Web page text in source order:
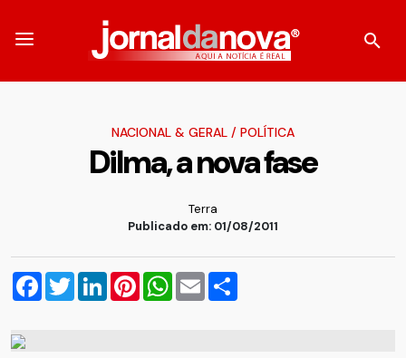
NACIONAL & GERAL / POLÍTICA
Dilma, a nova fase
Terra
Publicado em: 01/08/2011
Facebook
TwitterLinkedInPinterestWhatsApp
Email